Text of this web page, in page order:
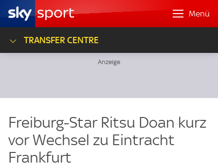
Menü
TRANSFER CENTRE
Freiburg-Star Ritsu Doan kurz
vor Wechsel zu Eintracht
Frankfurt